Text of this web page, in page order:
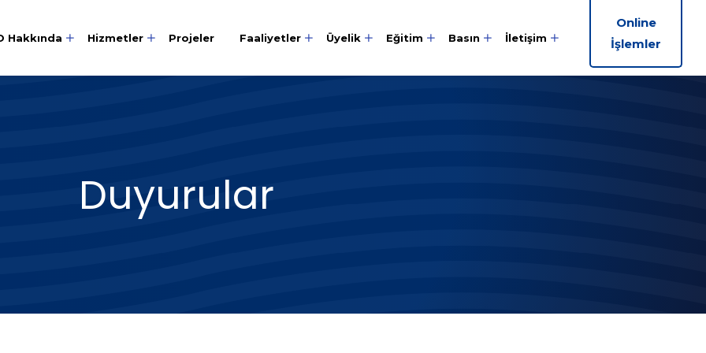
Hakkında Hizmetler Projeler Faaliyetler Üyelik Eğitim Basın İletişim
Online
İşlemler
Duyurular